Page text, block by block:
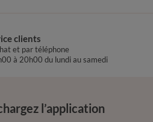
clients
et par téléphone
à 20h00 du lundi au samedi
l’application